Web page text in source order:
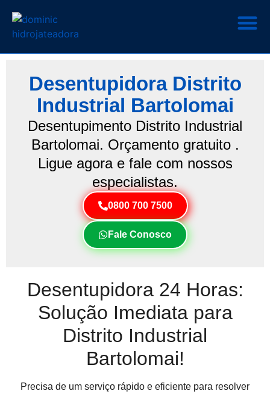
Desentupidora Distrito
Industrial Bartolomai
Desentupimento Distrito Industrial
Bartolomai. Orçamento gratuito .
Ligue agora e fale com nossos
especialistas.
0800 700 7500
Fale Conosco
Desentupidora 24 Horas:
Solução Imediata para
Distrito Industrial
Bartolomai!
Precisa de um serviço rápido e eficiente para resolver